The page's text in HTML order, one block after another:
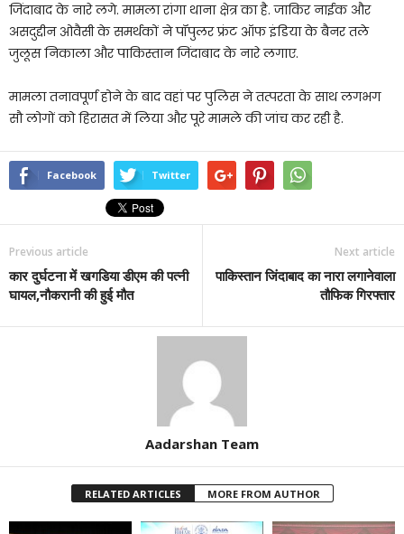
जिंदाबाद के नारे लगे. मामला रांगा थाना क्षेत्र का है. जाकिर नाईक और
असदुद्दीन ओवैसी के समर्थकों ने पॉपुलर फ्रंट ऑफ इंडिया के बैनर तले
जुलूस निकाला और पाकिस्तान जिंदाबाद के नारे लगाए.
मामला तनावपूर्ण होने के बाद वहां पर पुलिस ने तत्परता के साथ लगभग
सौ लोगों को हिरासत में लिया और पूरे मामले की जांच कर रही है.
Facebook Twitter
Previous article
कार दुर्घटना में खगडिया डीएम की पत्नी
घायल,नौकरानी की हुई मौत
Next article
पाकिस्तान जिंदाबाद का नारा लगानेवाला
तौफिक गिरफ्तार
Aadarshan Team
RELATED ARTICLES MORE FROM AUTHOR